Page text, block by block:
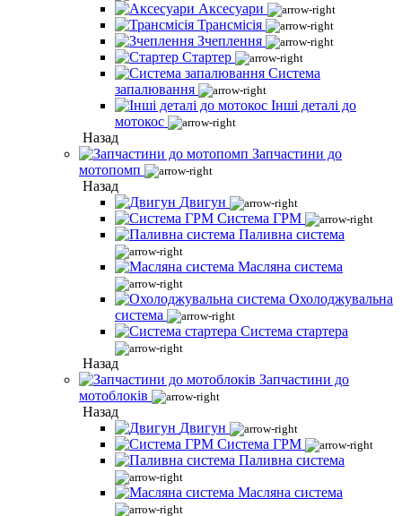
Аксесуари
Трансмісія
Зчеплення
Стартер
Система
запалювання
Інші деталі до
мотокос
Назад
Запчастини до
мотопомп
Назад
Двигун
Система ГРМ
Паливна система
Масляна система
Охолоджувальна
система
Система стартера
Назад
Запчастини до
мотоблоків
Назад
Двигун
Система ГРМ
Паливна система
Масляна система